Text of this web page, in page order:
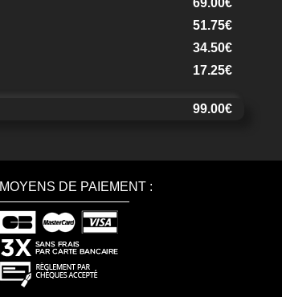
51.75€
34.50€
17.25€
99.00€
MOYENS DE PAIEMENT :